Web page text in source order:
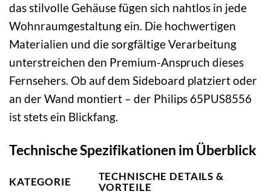
das stilvolle Gehäuse fügen sich nahtlos in jede
Wohnraumgestaltung ein. Die hochwertigen
Materialien und die sorgfältige Verarbeitung
unterstreichen den Premium-Anspruch dieses
Fernsehers. Ob auf dem Sideboard platziert oder
an der Wand montiert – der Philips 65PUS8556
ist stets ein Blickfang.
Technische Spezifikationen im Überblick
KATEGORIE
TECHNISCHE DETAILS &
VORTEILE